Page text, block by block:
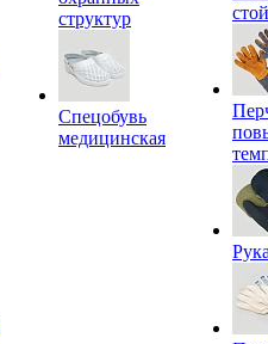
структур
Спецобувь
медицинская